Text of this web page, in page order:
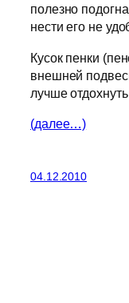
полезно
нести его не
Кусок пенки
внешней
лучше отдохнуть.
(далее…)
04.12.2010